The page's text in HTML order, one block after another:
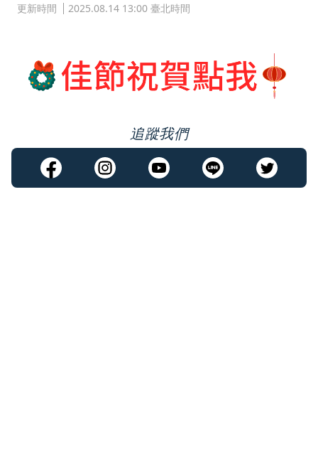
更新時間 2025.08.14 13:00 臺北時間
追蹤我們